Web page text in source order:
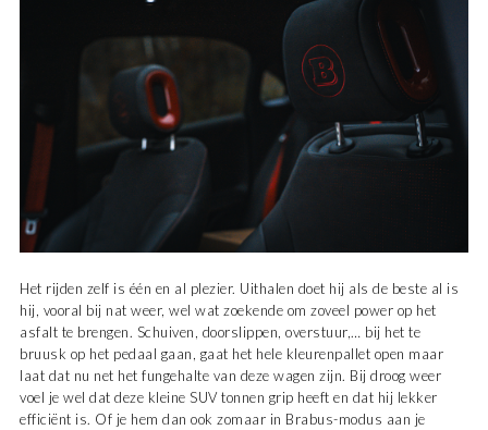
Het rijden zelf is één en al plezier. Uithalen doet hij als de beste al is
hij, vooral bij nat weer, wel wat zoekende om zoveel power op het
asfalt te brengen. Schuiven, doorslippen, overstuur,… bij het te
bruusk op het pedaal gaan, gaat het hele kleurenpallet open maar
laat dat nu net het fungehalte van deze wagen zijn. Bij droog weer
voel je wel dat deze kleine SUV tonnen grip heeft en dat hij lekker
efficiënt is. Of je hem dan ook zomaar in Brabus-modus aan je